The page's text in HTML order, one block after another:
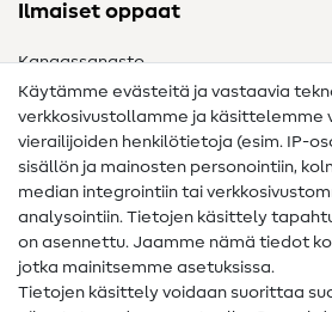
Ilmaiset oppaat
Kangassanasto
Ompelusanasto
Ompeluohjeet
Apua ja yhteystiedot
Yhteystiedot
Tietoa omistajanvaihdoksesta
Käytämme evästeitä ja vastaavia
verkkosivustollamme ja käsittelemme
vierailijoiden henkilötietoja (esim. IP-
sisällön ja mainosten personointiin,
median integrointiin tai
analysointiin. Tietojen käsittely
on asennettu. Jaamme nämä tiedot
jotka mainitsemme asetuksissa.
Tietojen käsittely voidaan suorittaa